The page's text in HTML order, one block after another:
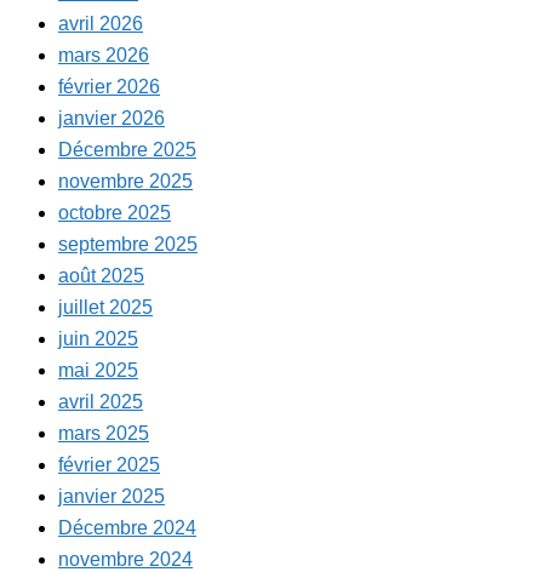
avril 2026
mars 2026
février 2026
janvier 2026
Décembre 2025
novembre 2025
octobre 2025
septembre 2025
août 2025
juillet 2025
juin 2025
mai 2025
avril 2025
mars 2025
février 2025
janvier 2025
Décembre 2024
novembre 2024